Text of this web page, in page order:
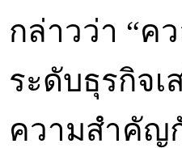
กล่าวว่า “ค
ระดับธุรกิจเ
ความสำคัญ